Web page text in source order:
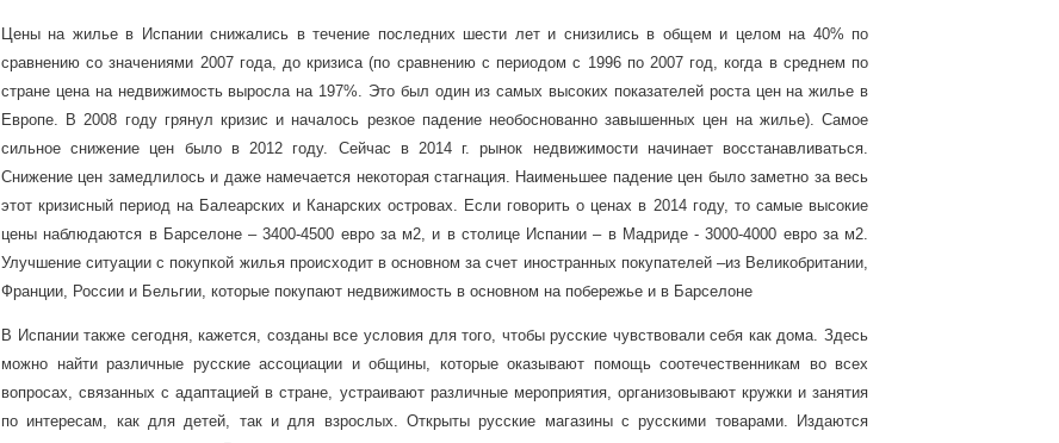
Цены на жилье в Испании снижались в течение последних шести лет и снизились в общем и целом на 40% по
сравнению со значениями 2007 года, до кризиса (по сравнению с периодом с 1996 по 2007 год, когда в среднем по
стране цена на недвижимость выросла на 197%. Это был один из самых высоких показателей роста цен на жилье в
Европе. В 2008 году грянул кризис и началось резкое падение необоснованно завышенных цен на жилье). Самое
сильное снижение цен было в 2012 году. Сейчас в 2014 г. рынок недвижимости начинает восстанавливаться.
Снижение цен замедлилось и даже намечается некоторая стагнация. Наименьшее падение цен было заметно за весь
этот кризисный период на Балеарских и Канарских островах. Если говорить о ценах в 2014 году, то самые высокие
цены наблюдаются в Барселоне – 3400-4500 евро за м2, и в столице Испании – в Мадриде - 3000-4000 евро за м2.
Улучшение ситуации с покупкой жилья происходит в основном за счет иностранных покупателей –из Великобритании,
Франции, России и Бельгии, которые покупают недвижимость в основном на побережье и в Барселоне
В Испании также сегодня, кажется, созданы все условия для того, чтобы русские чувствовали себя как дома. Здесь
можно найти различные русские ассоциации и общины, которые оказывают помощь соотечественникам во всех
вопросах, связанных с адаптацией в стране, устраивают различные мероприятия, организовывают кружки и занятия
по интересам, как для детей, так и для взрослых. Открыты русские магазины с русскими товарами. Издаются